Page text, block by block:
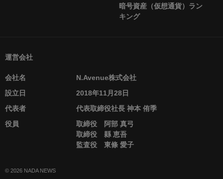
暗号資産（仮想通貨）ラン
キング
運営会社
会社名
N.Avenue株式会社
設立日
2018年11月28日
代表者
代表取締役社長 神本 侑季
役員
取締役 阿部 真弓
取締役 縣 恵吾
監査役 東條 愛子
© 2026 NADA NEWS